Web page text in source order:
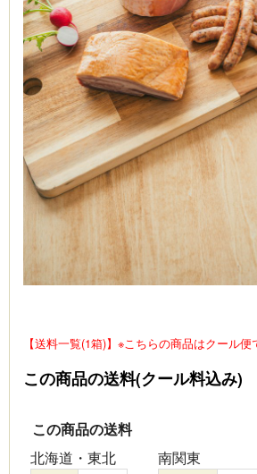
【送料一覧(1箱)】 ※こちらの商品はクール便
この商品の送料(クール料込み)
この商品の送料
北海道・東北
南関東